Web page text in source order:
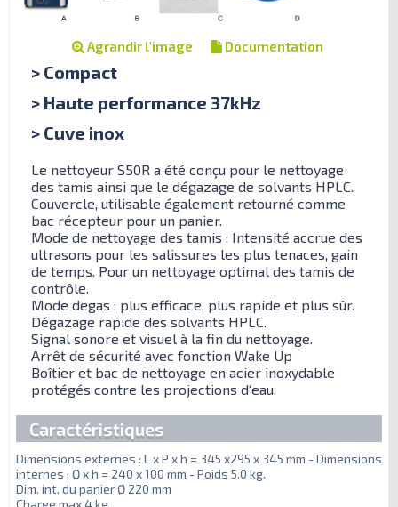
Agrandir l'image Documentation
> Compact
> Haute performance 37kHz
> Cuve inox
Le nettoyeur S50R a été conçu pour le nettoyage
des tamis ainsi que le dégazage de solvants HPLC.
Couvercle, utilisable également retourné comme
bac récepteur pour un panier.
Mode de nettoyage des tamis : Intensité accrue des
ultrasons pour les salissures les plus tenaces, gain
de temps. Pour un nettoyage optimal des tamis de
contrôle.
Mode degas : plus efficace, plus rapide et plus sûr.
Dégazage rapide des solvants HPLC.
Signal sonore et visuel à la fin du nettoyage.
Arrêt de sécurité avec fonction Wake Up
Boîtier et bac de nettoyage en acier inoxydable
protégés contre les projections d‘eau.
Caractéristiques
Dimensions externes : L x P x h = 345 x295 x 345 mm - Dimensions
internes : Ø x h = 240 x 100 mm - Poids 5.0 kg.
Dim. int. du panier Ø 220 mm
Charge max 4 kg